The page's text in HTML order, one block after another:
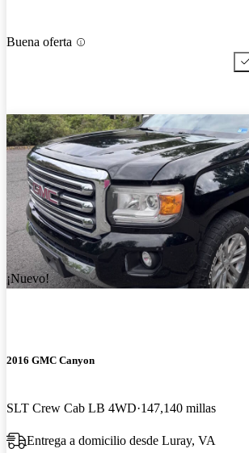
Buena oferta
¡Nuevo!
2016 GMC Canyon
SLT Crew Cab LB 4WD 147,140 millas
Entrega a domicilio desde Luray, VA